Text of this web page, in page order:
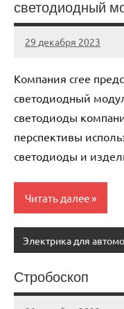
светодиодный
29 декабря 2023
autotravel03
Нет
Компания cree
светодиодный
светодиоды
перспективы
светодиоды и
Читать далее
Электрика для
Стробоскоп